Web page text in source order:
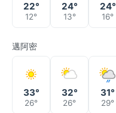
22°
12°
24°
13°
24°
16°
邁阿密
33°
26°
32°
26°
31°
29°